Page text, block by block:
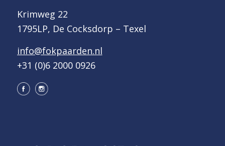
Krimweg 22
1795LP, De Cocksdorp – Texel
info@fokpaarden.nl
+31 (0)6 2000 0926